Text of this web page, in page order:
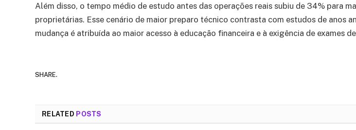
Além disso, o tempo médio de estudo antes das operações reais subiu de 34% para
proprietárias. Esse cenário de maior preparo técnico contrasta com estudos de anos
mudança é atribuída ao maior acesso à educação financeira e à exigência de exames
SHARE.
RELATED POSTS